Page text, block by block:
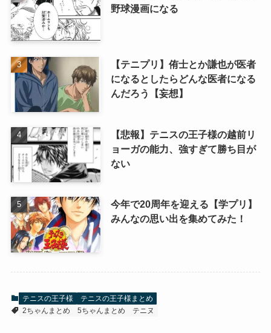
野球漫画になる
【テニプリ】侑士とか謙也が医者
になるとしたらどんな医者になる
んだろう【妄想】
【悲報】テニスの王子様の越前リ
ョーガの能力、強すぎて勝ち目が
ない
今年で20周年を迎える【学プリ】
みんなの思い出を集めてみた！
テニスの王子様
テニスの王子様まとめ
2ちゃんまとめ
5ちゃんまとめ テニヌ